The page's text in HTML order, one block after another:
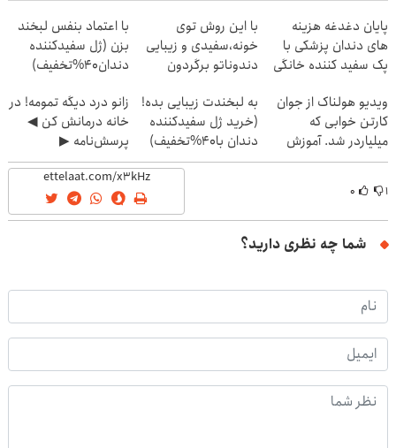
پایان دغدغه هزینه
های دندان پزشکی با
پک سفید کننده خانگی
با این روش توی
خونه،سفیدی و زیبایی
دندوناتو برگردون
با اعتماد بنفس لبخند
بزن (ژل سفیدکننده
دندان40%تخفیف)
ویدیو هولناک از جوان
کارتن خوابی که
میلیاردر شد. آموزش
رایگان
به لبخندت زیبایی بده!
(خرید ژل سفیدکننده
دندان با40%تخفیف)
زانو درد دیگه تمومه! در
خانه درمانش کن ◀
پرسش‌نامه ▶
۱ ۰
شما چه نظری دارید؟